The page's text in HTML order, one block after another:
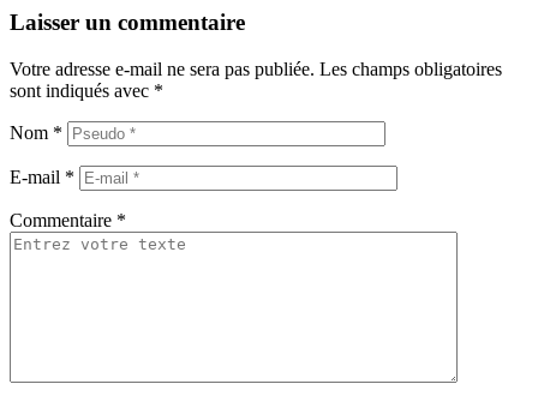
Laisser un commentaire
Votre adresse e-mail ne sera pas publiée. Les champs obligatoires
sont indiqués avec *
Nom *
E-mail *
Commentaire *